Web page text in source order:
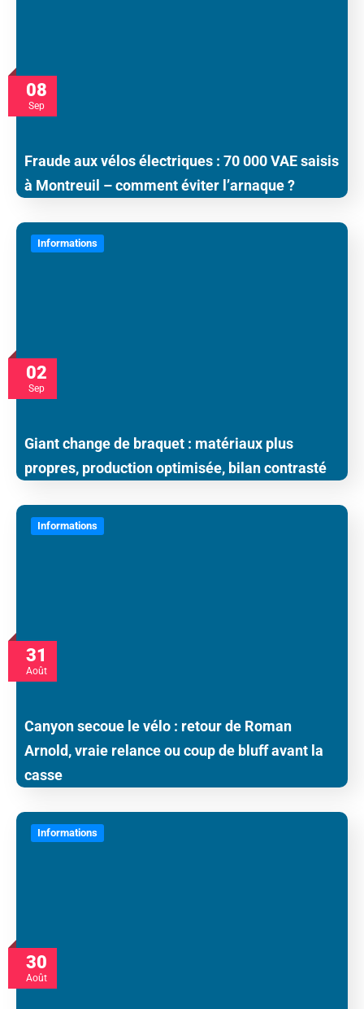
08
Sep
Fraude aux vélos électriques : 70 000 VAE saisis
à Montreuil – comment éviter l’arnaque ?
02
Sep
Informations
Giant change de braquet : matériaux plus
propres, production optimisée, bilan contrasté
31
Août
Informations
Canyon secoue le vélo : retour de Roman
Arnold, vraie relance ou coup de bluff avant la
casse
30
Août
Informations